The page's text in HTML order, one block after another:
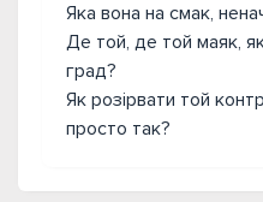
Яка вона на смак,
Де той, де той маяк,
град?
Як розірвати той
просто так?